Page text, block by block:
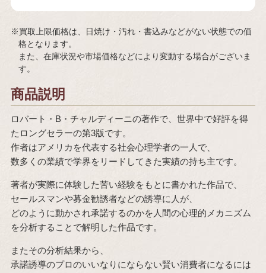
※買取上限価格は、日焼け・汚れ・書込みなどがない状態での価
格となります。
また、在庫状況や市場価格などにより変動する場合がございま
す。
商品説明
ロバート・B・チャルディーニの著作で、世界中で好評を得
たロングセラーの第3版です。
作者はアメリカを代表する社会心理学者の一人で、
数多くの業績で学界をリードしてきた実績の持ち主です。
著者が実際に体験した苦い経験をもとに書かれた作品で、
セールスマンや募金勧誘者などの誘導に人が、
どのように動かされ承諾するのかを人間の心理的メカニズム
を分析することで解明した作品です。
またその分析結果から、
承諾誘導のプロのいいなりにならない賢い消費者になるには